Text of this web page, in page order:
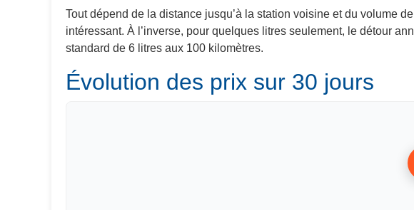
Tout dépend de la distance jusqu’à la station voisine et du volume
intéressant. À l’inverse, pour quelques litres seulement, le détour
standard de 6 litres aux 100 kilomètres.
Évolution des prix sur 30 jours